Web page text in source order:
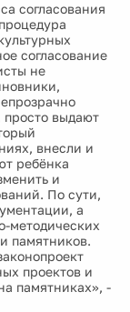
согласования
согласование
не
просто выдают
внесли и
ребёнка
и
По сути,
а
методических
памятников.
проектов и
памятниках», -